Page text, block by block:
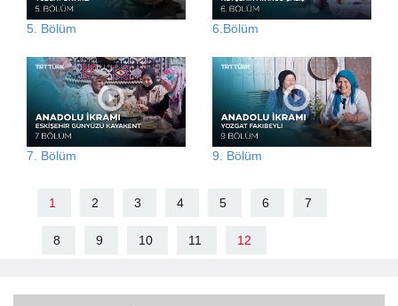
5. Bölüm 6.Bölüm
7. Bölüm 9. Bölüm
1 2 3 4 5 6 7
8 9 10 11 12